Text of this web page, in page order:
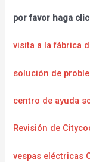
por favor haga
visita a la fábrica
solución de
centro de ayuda
Revisión de
vespas eléctricas